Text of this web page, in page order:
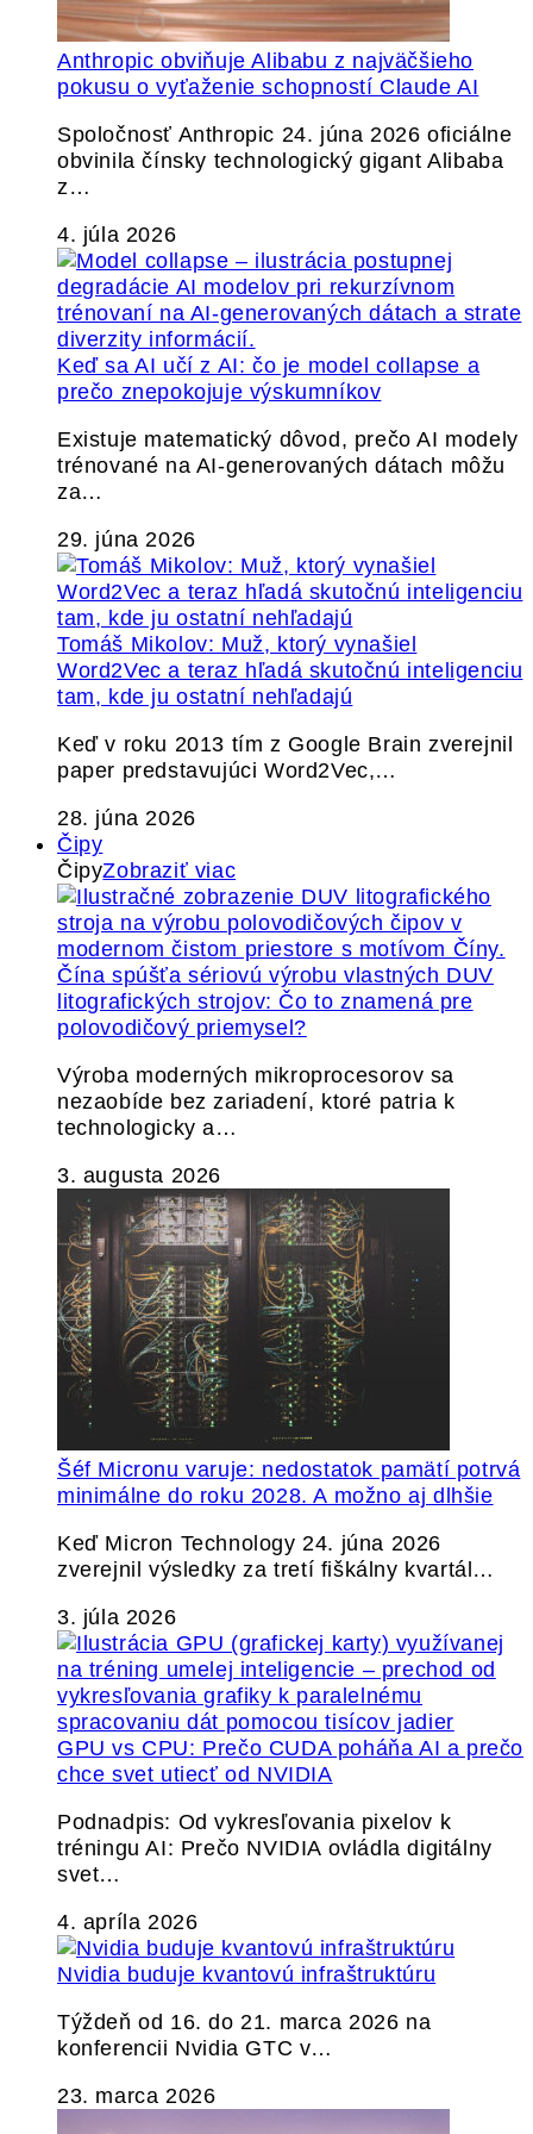
Anthropic obviňuje Alibabu z najväčšieho
pokusu o vyťaženie schopností Claude AI
Spoločnosť Anthropic 24. júna 2026 oficiálne
obvinila čínsky technologický gigant Alibaba
z…
4. júla 2026
Keď sa AI učí z AI: čo je model collapse a
prečo znepokojuje výskumníkov
Existuje matematický dôvod, prečo AI modely
trénované na AI-generovaných dátach môžu
za…
29. júna 2026
Tomáš Mikolov: Muž, ktorý vynašiel
Word2Vec a teraz hľadá skutočnú inteligenciu
tam, kde ju ostatní nehľadajú
Keď v roku 2013 tím z Google Brain zverejnil
paper predstavujúci Word2Vec,…
28. júna 2026
Čipy
ČipyZobraziť viac
Čína spúšťa sériovú výrobu vlastných DUV
litografických strojov: Čo to znamená pre
polovodičový priemysel?
Výroba moderných mikroprocesorov sa
nezaobíde bez zariadení, ktoré patria k
technologicky a…
3. augusta 2026
Šéf Micronu varuje: nedostatok pamätí potrvá
minimálne do roku 2028. A možno aj dlhšie
Keď Micron Technology 24. júna 2026
zverejnil výsledky za tretí fiškálny kvartál…
3. júla 2026
GPU vs CPU: Prečo CUDA poháňa AI a prečo
chce svet utiecť od NVIDIA
Podnadpis: Od vykresľovania pixelov k
tréningu AI: Prečo NVIDIA ovládla digitálny
svet…
4. apríla 2026
Nvidia buduje kvantovú infraštruktúru
Týždeň od 16. do 21. marca 2026 na
konferencii Nvidia GTC v…
23. marca 2026